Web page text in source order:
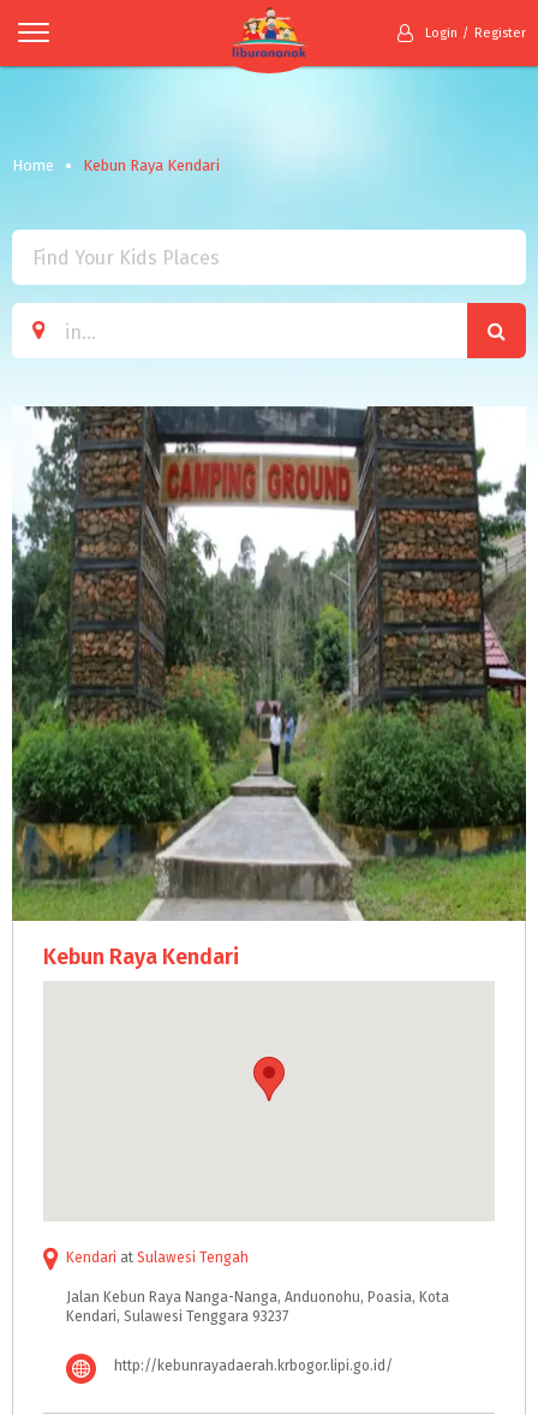
Login Register
Home Kebun Raya Kendari
Kebun Raya Kendari
Kendari at Sulawesi Tengah
Jalan Kebun Raya Nanga-Nanga, Anduonohu, Poasia, Kota
Kendari, Sulawesi Tenggara 93237
http://kebunrayadaerah.krbogor.lipi.go.id/